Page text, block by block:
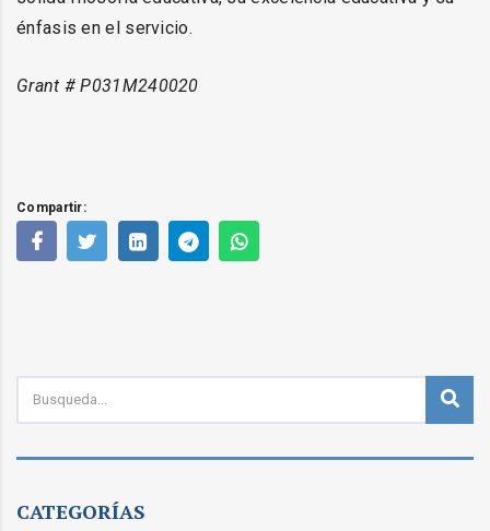
énfasis en el servicio.
Grant # P031M240020
CATEGORÍAS